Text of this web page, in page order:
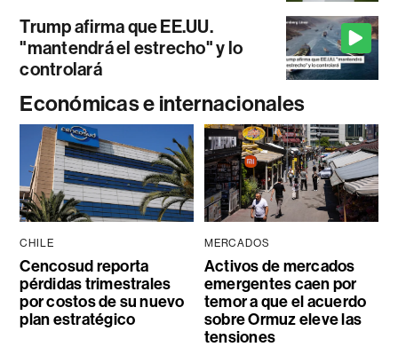
Trump afirma que EE.UU.
"mantendrá el estrecho" y lo
controlará
Económicas e internacionales
CHILE
Cencosud reporta
pérdidas trimestrales
por costos de su nuevo
plan estratégico
MERCADOS
Activos de mercados
emergentes caen por
temor a que el acuerdo
sobre Ormuz eleve las
tensiones